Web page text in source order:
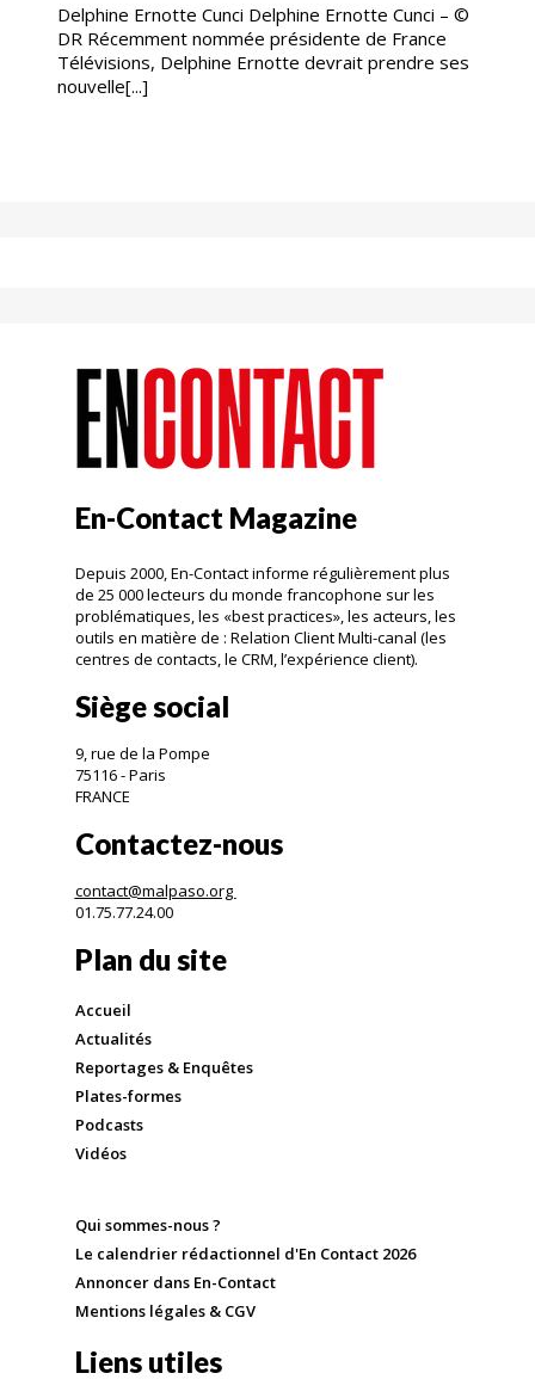
Delphine Ernotte Cunci Delphine Ernotte Cunci – ©
DR Récemment nommée présidente de France
Télévisions, Delphine Ernotte devrait prendre ses
nouvelle[...]
En-Contact Magazine
Depuis 2000, En-Contact informe régulièrement plus
de 25 000 lecteurs du monde francophone sur les
problématiques, les «best practices», les acteurs, les
outils en matière de : Relation Client Multi-canal (les
centres de contacts, le CRM, l’expérience client).
Siège social
9, rue de la Pompe
75116 - Paris
FRANCE
Contactez-nous
contact@malpaso.org
01.75.77.24.00
Plan du site
Accueil
Actualités
Reportages & Enquêtes
Plates-formes
Podcasts
Vidéos
Qui sommes-nous ?
Le calendrier rédactionnel d'En Contact 2026
Annoncer dans En-Contact
Mentions légales & CGV
Liens utiles